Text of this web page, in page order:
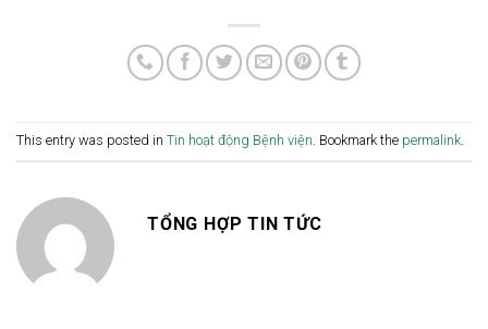
This entry was posted in Tin hoạt động Bệnh viện . Bookmark the permalink
TỔNG HỢP TIN TỨC